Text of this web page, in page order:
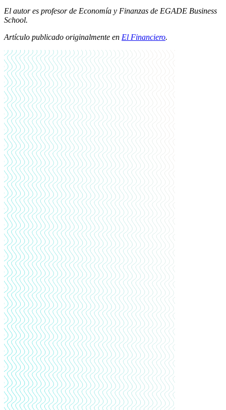
El autor es profesor de Economía y Finanzas de EGADE Business
School.
Artículo publicado originalmente en El Financiero.